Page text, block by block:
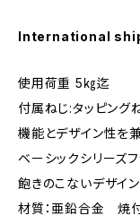
International
使用荷重 5㎏迄
付属ねじ:タッピング
機能とデザイン性を
ベーシックシリーズフ
飽きのこないデザイン
材質：亜鉛合金 焼